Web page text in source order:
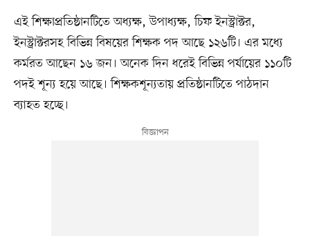
এই শিক্ষাপ্রতিষ্ঠানটিতে অধ্যক্ষ, উপাধ্যক্ষ, চিফ ইনস্ট্রাক্টর,
ইনস্ট্রাক্টরসহ বিভিন্ন বিষয়ের শিক্ষক পদ আছে ১২৬টি। এর মধ্যে
কর্মরত আছেন ১৬ জন। অনেক দিন ধরেই বিভিন্ন পর্যায়ের ১১০টি
পদই শূন্য হয়ে আছে। শিক্ষকশূন্যতায় প্রতিষ্ঠানটিতে পাঠদান
ব্যাহত হচ্ছে।